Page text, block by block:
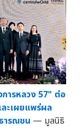
ารหลวง 57" ต่อ
ละเผยแพร่ผล
ารณชน — มูลนิธิ